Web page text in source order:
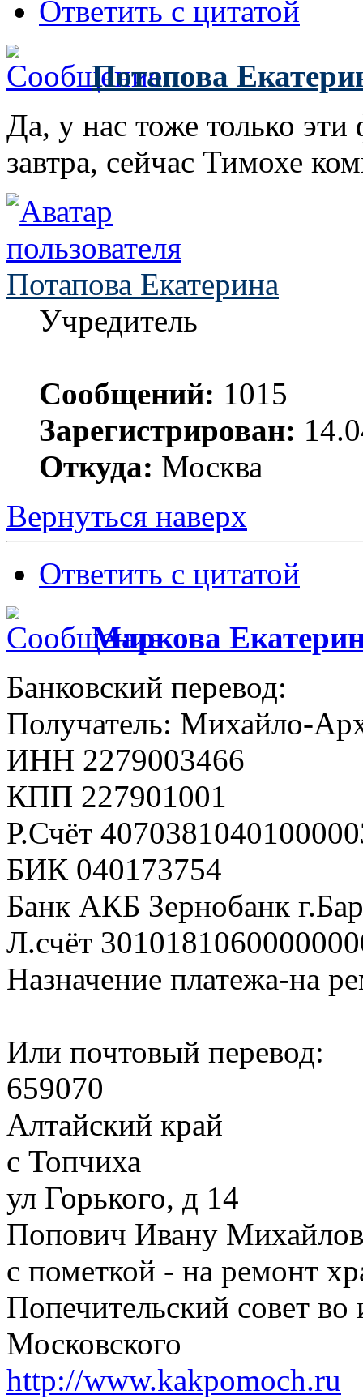
Ответить с цитатой
Потапова
Да, у нас тоже только
завтра, сейчас Тимохе
Потапова Екатерина
Учредитель
Сообщений: 1015
Зарегистрирован:
Откуда: Москва
Вернуться наверх
Ответить с цитатой
Маркова
Банковский перевод:
Получатель: Михайло-
ИНН 2279003466
КПП 227901001
Р.Счёт
БИК 040173754
Банк АКБ Зернобанк
Л.счёт
Назначение платежа-на
Или почтовый перевод:
659070
Алтайский край
с Топчиха
ул Горького, д 14
Попович Ивану
с пометкой - на ремонт
Попечительский совет
Московского
http://www.kakpomoch.ru